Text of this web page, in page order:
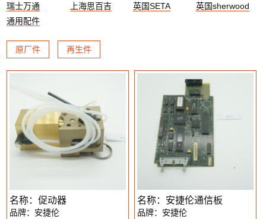
瑞士万通
上海思百吉 英国SETA
英国sherwood
通用配件
原厂件 再生件
名称：促动器
品牌：安捷伦
名称：安捷伦通信板
品牌：安捷伦